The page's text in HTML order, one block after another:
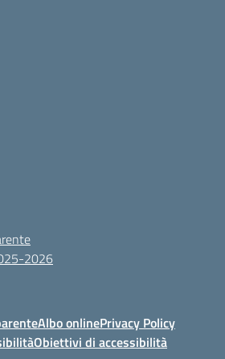
2026
Albo onlinePrivacy Policy
Obiettivi di accessibilità